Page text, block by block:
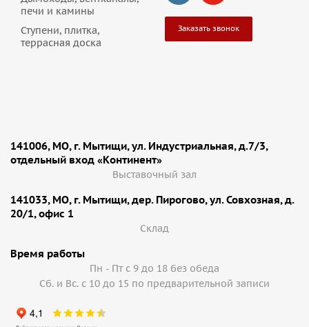
печи и камины
Ступени, плитка,
террасная доска
Заказать звонок
141006, МО, г. Мытищи, ул. Индустриальная, д.7/3,
отдельный вход «Континент»
Выставочный зал
141033, МО, г. Мытищи, дер. Пирогово, ул. Совхозная, д.
20/1, офис 1
Cклад
Время работы
Пн - Пт с 9 до 18 без обеда
Сб. и Вс. с 10 до 15 по предварительной записи